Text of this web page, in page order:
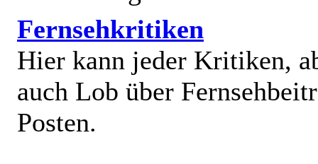
Fernsehkritiken
Hier kann jeder Kritiken,
auch Lob über
Posten.